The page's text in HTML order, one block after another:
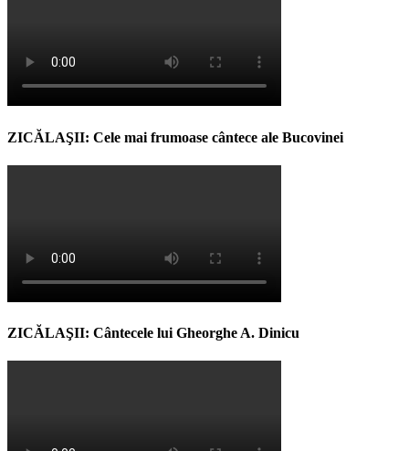
ZICĂLAŞII: Cele mai frumoase cântece ale Bucovinei
ZICĂLAŞII: Cântecele lui Gheorghe A. Dinicu